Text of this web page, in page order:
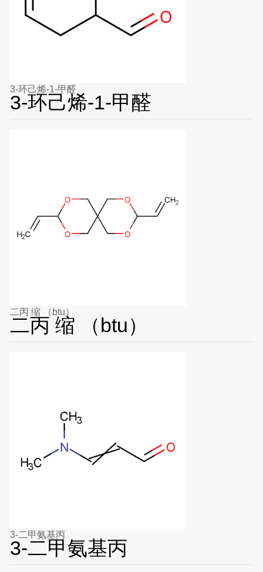
3-环己烯-1-甲醛
3-环己烯-1-甲醛
二丙 缩 （btu）
二丙 缩 （btu）
3-二甲氨基丙
3-二甲氨基丙